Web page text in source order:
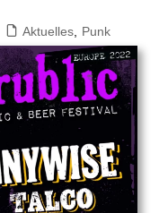
Aktuelles, Punk